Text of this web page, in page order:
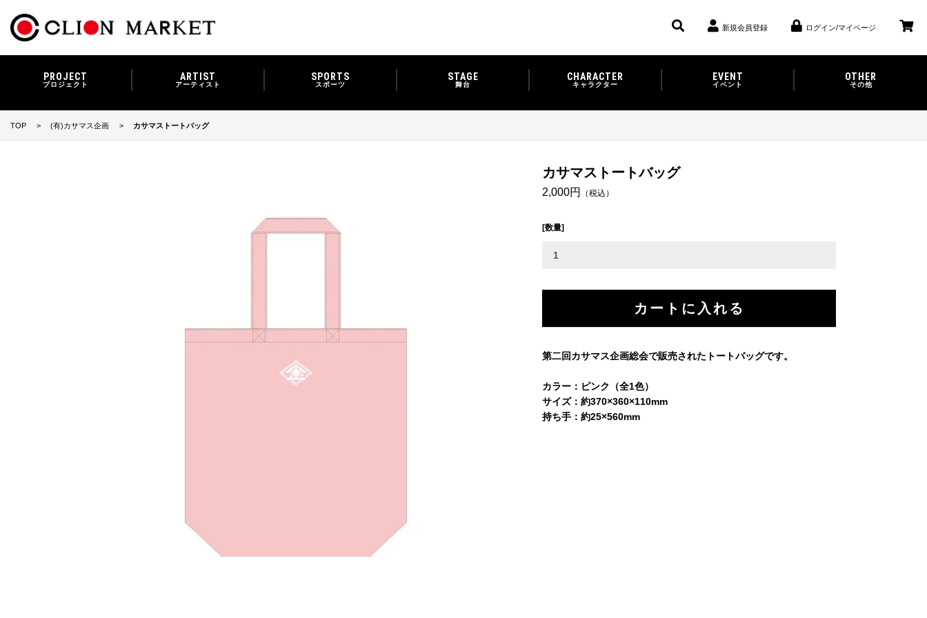
新規会員登録 ログイン/マイページ
PROJECT
プロジェクト
ARTIST
アーティスト
SPORTS
スポーツ
STAGE
舞台
CHARACTER
キャラクター
EVENT
イベント
OTHER
その他
TOP (有)カサマス企画 カサマストートバッグ
カサマストートバッグ
2,000円 （税込）
[数量]
第二回カサマス企画総会で販売されたトートバッグです。
カラー：ピンク（全1色）
サイズ：約370×360×110mm
持ち手：約25×560mm